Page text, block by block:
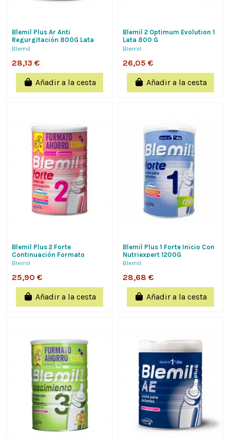
Blemil Plus Ar Anti
Regurgitación 800G Lata
Blemil
28,13 €
Añadir a la cesta
Blemil 2 Optimum Evolution 1
Lata 800 G
Blemil
26,05 €
Añadir a la cesta
Blemil Plus 2 Forte
Continuación Formato
Ahorro 1200 G De
Blemil
25,90 €
Añadir a la cesta
Blemil Plus 1 Forte Inicio Con
Nutriexpert 1200G
Blemil
28,68 €
Añadir a la cesta